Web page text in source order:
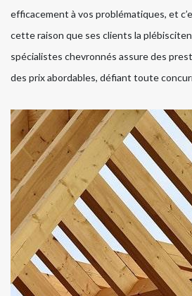
efficacement à vos problématiques, et
cette raison que ses clients la
spécialistes chevronnés assure des
des prix abordables, défiant toute